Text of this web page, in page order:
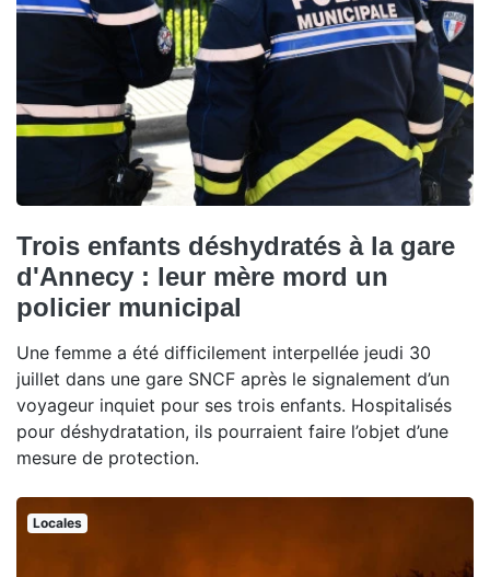
Trois enfants déshydratés à la gare
d'Annecy : leur mère mord un
policier municipal
Une femme a été difficilement interpellée jeudi 30
juillet dans une gare SNCF après le signalement d’un
voyageur inquiet pour ses trois enfants. Hospitalisés
pour déshydratation, ils pourraient faire l’objet d’une
mesure de protection.
Locales